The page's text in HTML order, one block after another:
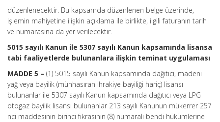
düzenlenecektir. Bu kapsamda düzenlenen belge üzerinde,
işlemin mahiyetine ilişkin açıklama ile birlikte, ilgili faturanın tarih
ve numarasına da yer verilecektir.
5015 sayılı Kanun ile 5307 sayılı Kanun kapsamında lisansa
tabi faaliyetlerde bulunanlara ilişkin teminat uygulaması
MADDE 5 – (1) 5015 sayılı Kanun kapsamında dağıtıcı, madeni
yağ veya bayilik (münhasıran ihrakiye bayiliği hariç) lisansı
bulunanlar ile 5307 sayılı Kanun kapsamında dağıtıcı veya LPG
otogaz bayilik lisansı bulunanlar 213 sayılı Kanunun mükerrer 257
nci maddesinin birinci fıkrasının (8) numaralı bendi hükümlerine